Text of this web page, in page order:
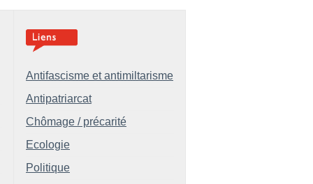
Antifascisme et antimiltarisme
Antipatriarcat
Chômage / précarité
Ecologie
Politique